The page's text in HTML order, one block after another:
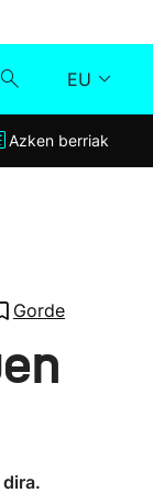
EU
Klisk
Azken berriak
Azken berriak
Gorde